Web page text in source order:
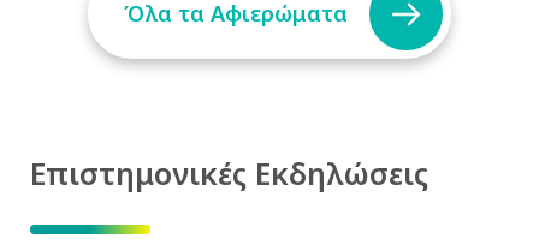
Όλα τα Αφιερώματα
Επιστημονικές Εκδηλώσεις